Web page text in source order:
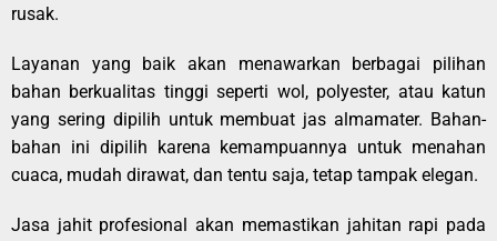
rusak.
Layanan yang baik akan menawarkan berbagai pilihan
bahan berkualitas tinggi seperti wol, polyester, atau katun
yang sering dipilih untuk membuat jas almamater. Bahan-
bahan ini dipilih karena kemampuannya untuk menahan
cuaca, mudah dirawat, dan tentu saja, tetap tampak elegan.
Jasa jahit profesional akan memastikan jahitan rapi pada